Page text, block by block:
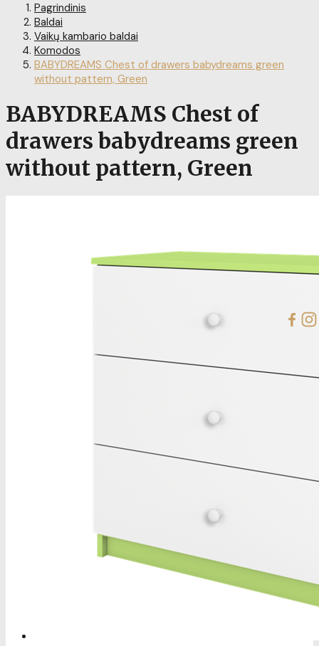
Pagrindinis
Baldai
Vaikų kambario baldai
Komodos
BABYDREAMS Chest of drawers babydreams green
without pattern, Green
BABYDREAMS Chest of
drawers babydreams green
without pattern, Green